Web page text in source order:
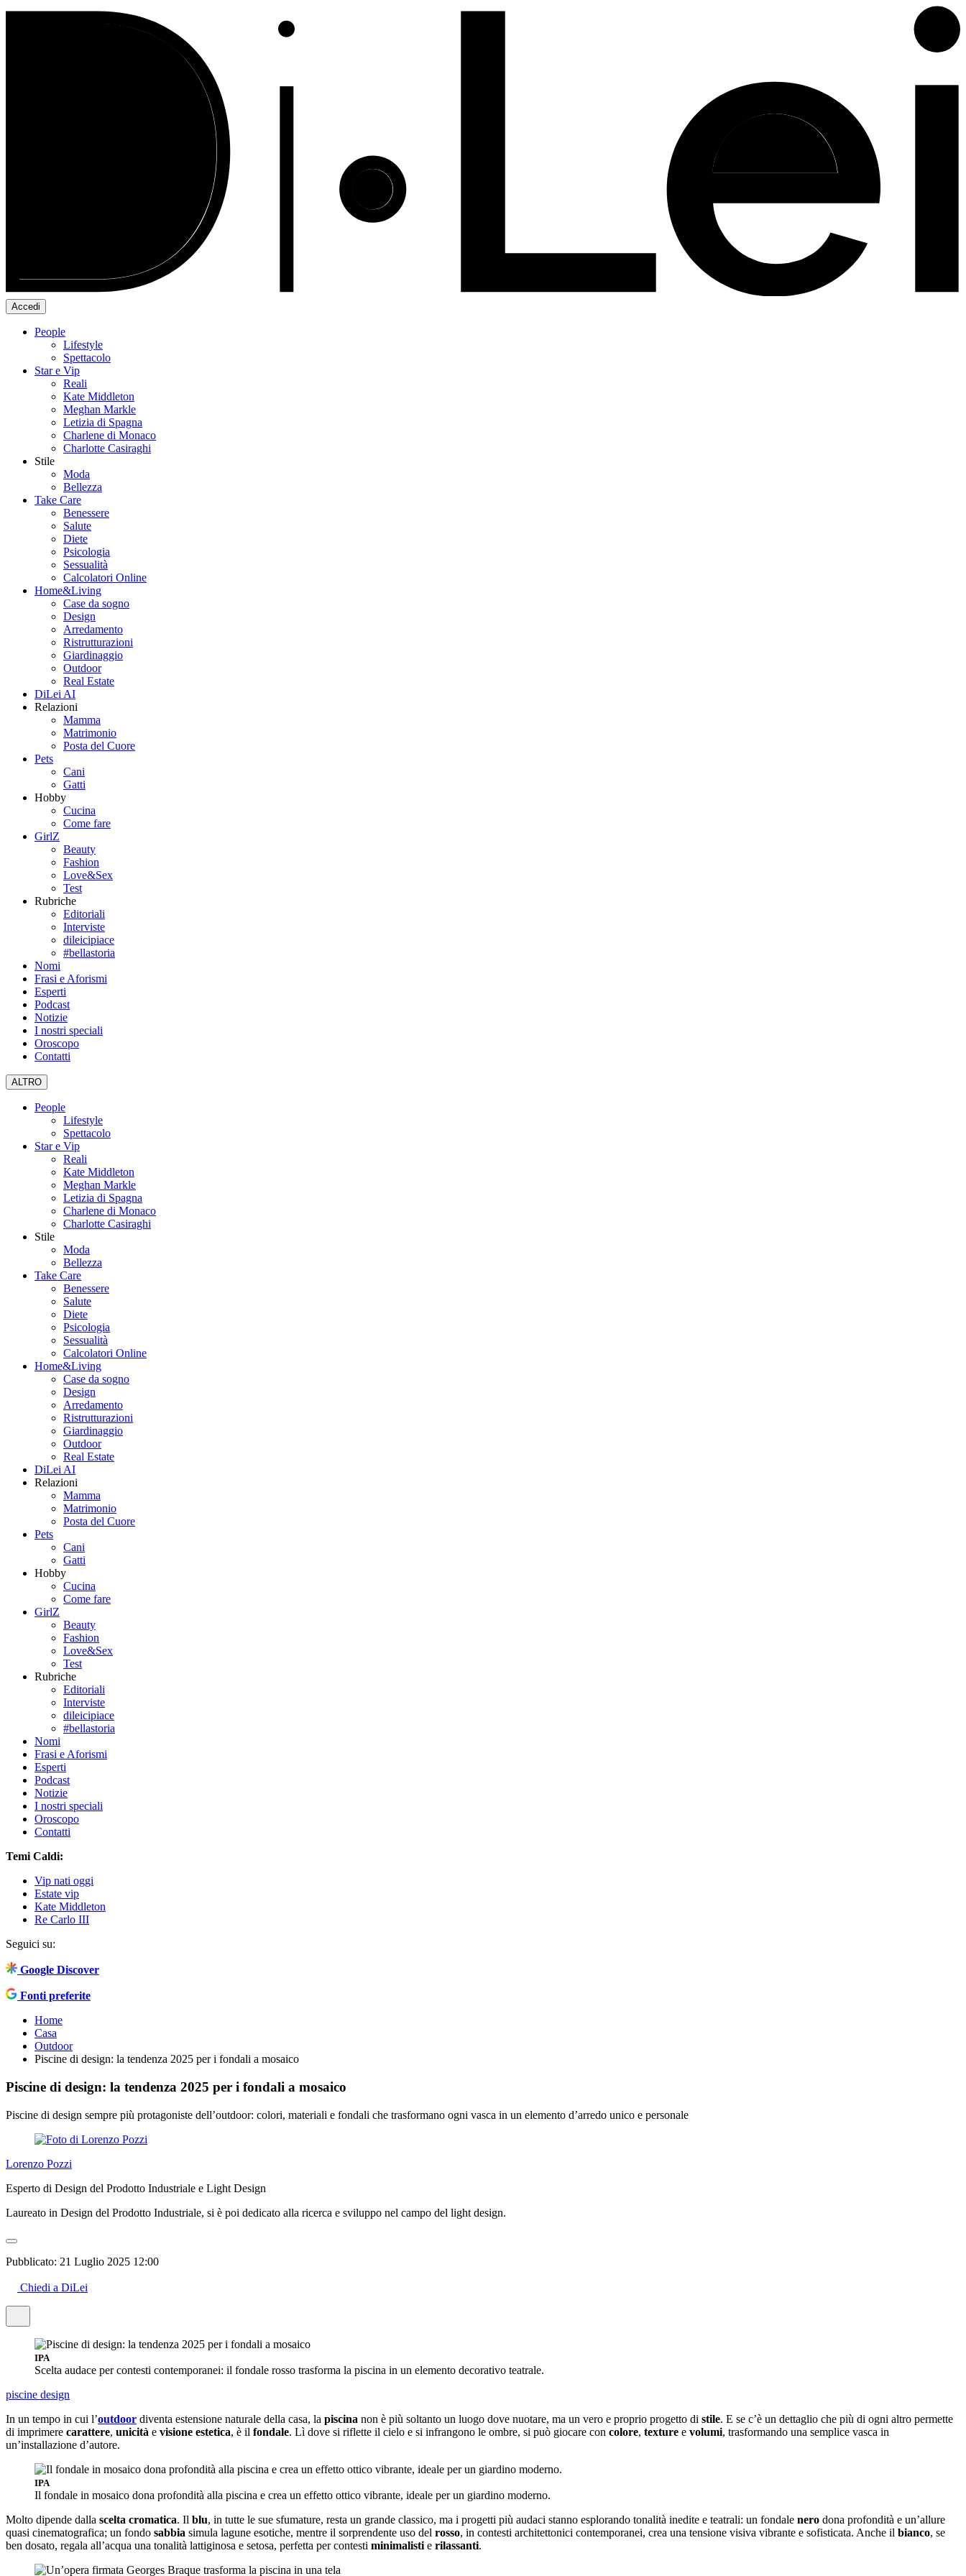
Accedi
People
Lifestyle
Spettacolo
Star e Vip
Reali
Kate Middleton
Meghan Markle
Letizia di Spagna
Charlene di Monaco
Charlotte Casiraghi
Stile
Moda
Bellezza
Take Care
Benessere
Salute
Diete
Psicologia
Sessualità
Calcolatori Online
Home&Living
Case da sogno
Design
Arredamento
Ristrutturazioni
Giardinaggio
Outdoor
Real Estate
DiLei AI
Relazioni
Mamma
Matrimonio
Posta del Cuore
Pets
Cani
Gatti
Hobby
Cucina
Come fare
GirlZ
Beauty
Fashion
Love&Sex
Test
Rubriche
Editoriali
Interviste
dileicipiace
#bellastoria
Nomi
Frasi e Aforismi
Esperti
Podcast
Notizie
I nostri speciali
Oroscopo
Contatti
ALTRO
People
Lifestyle
Spettacolo
Star e Vip
Reali
Kate Middleton
Meghan Markle
Letizia di Spagna
Charlene di Monaco
Charlotte Casiraghi
Stile
Moda
Bellezza
Take Care
Benessere
Salute
Diete
Psicologia
Sessualità
Calcolatori Online
Home&Living
Case da sogno
Design
Arredamento
Ristrutturazioni
Giardinaggio
Outdoor
Real Estate
DiLei AI
Relazioni
Mamma
Matrimonio
Posta del Cuore
Pets
Cani
Gatti
Hobby
Cucina
Come fare
GirlZ
Beauty
Fashion
Love&Sex
Test
Rubriche
Editoriali
Interviste
dileicipiace
#bellastoria
Nomi
Frasi e Aforismi
Esperti
Podcast
Notizie
I nostri speciali
Oroscopo
Contatti
Temi Caldi:
Vip nati oggi
Estate vip
Kate Middleton
Re Carlo III
Seguici su:
Google Discover
Fonti preferite
Home
Casa
Outdoor
Piscine di design: la tendenza 2025 per i fondali a mosaico
Piscine di design: la tendenza 2025 per i fondali a mosaico
Piscine di design sempre più protagoniste dell’outdoor: colori, materiali e fondali che trasformano ogni vasca in un elemento d’arredo unico e personale
Lorenzo Pozzi
Esperto di Design del Prodotto Industriale e Light Design
Laureato in Design del Prodotto Industriale, si è poi dedicato alla ricerca e sviluppo nel campo del light design.
Pubblicato: 21 Luglio 2025 12:00
Chiedi a DiLei
IPA
Scelta audace per contesti contemporanei: il fondale rosso trasforma la piscina in un elemento decorativo teatrale.
piscine design
In un tempo in cui l’outdoor diventa estensione naturale della casa, la piscina non è più soltanto un luogo dove nuotare, ma un vero e proprio progetto di stile. E se c’è un dettaglio che più di ogni altro permette
di imprimere carattere, unicità e visione estetica, è il fondale. Lì dove si riflette il cielo e si infrangono le ombre, si può giocare con colore, texture e volumi, trasformando una semplice vasca in
un’installazione d’autore.
IPA
Il fondale in mosaico dona profondità alla piscina e crea un effetto ottico vibrante, ideale per un giardino moderno.
Molto dipende dalla scelta cromatica. Il blu, in tutte le sue sfumature, resta un grande classico, ma i progetti più audaci stanno esplorando tonalità inedite e teatrali: un fondale nero dona profondità e un’allure
quasi cinematografica; un fondo sabbia simula lagune esotiche, mentre il sorprendente uso del rosso, in contesti architettonici contemporanei, crea una tensione visiva vibrante e sofisticata. Anche il bianco, se
ben dosato, regala all’acqua una tonalità lattiginosa e setosa, perfetta per contesti minimalisti e rilassanti.